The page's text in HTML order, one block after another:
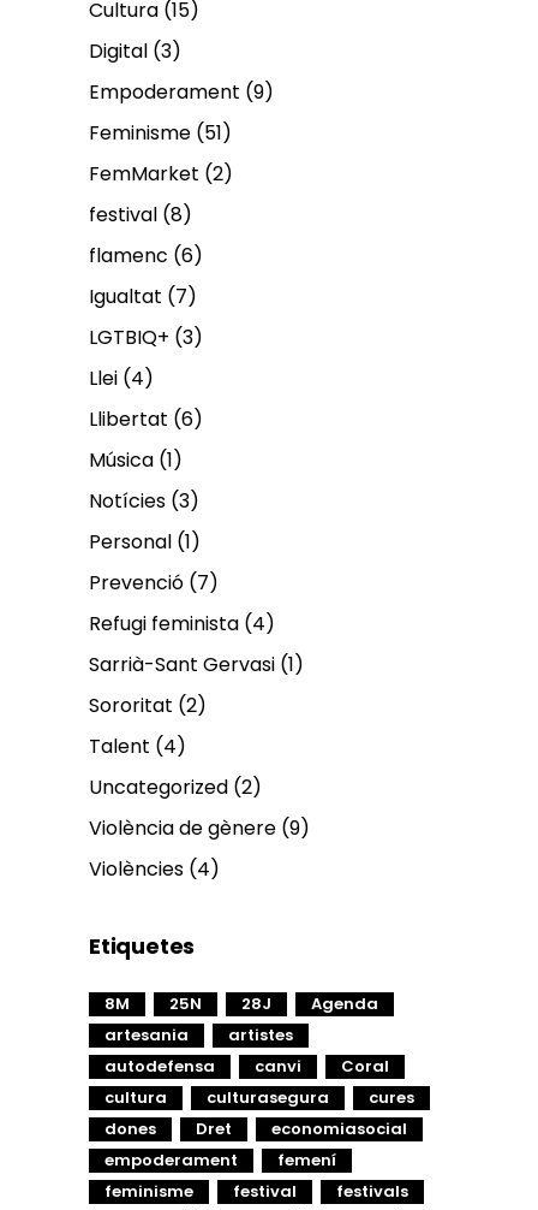
Cultura (15)
Digital (3)
Empoderament (9)
Feminisme (51)
FemMarket (2)
festival (8)
flamenc (6)
Igualtat (7)
LGTBIQ+ (3)
Llei (4)
Llibertat (6)
Música (1)
Notícies (3)
Personal (1)
Prevenció (7)
Refugi feminista (4)
Sarrià-Sant Gervasi (1)
Sororitat (2)
Talent (4)
Uncategorized (2)
Violència de gènere (9)
Violències (4)
Etiquetes
8M 25N 28J
Agenda
artesania
artistes
autodefensa
canvi
Coral
cultura
culturasegura
cures
dones
Dret
economiasocial
empoderament
femení
feminisme
festival
festivals